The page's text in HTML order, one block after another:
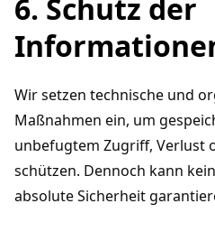
6. Schutz der
Wir setzen technische und
Maßnahmen ein, um
unbefugtem Zugriff, Verlust
schützen. Dennoch kann
absolute Sicherheit